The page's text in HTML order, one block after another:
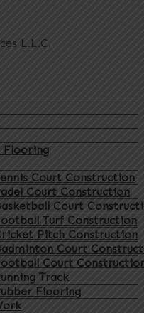
L.L.C.
Flooring
Court Construction
Court Construction
Court
Turf Construction
Pitch Construction
Court
Court
Track
Flooring